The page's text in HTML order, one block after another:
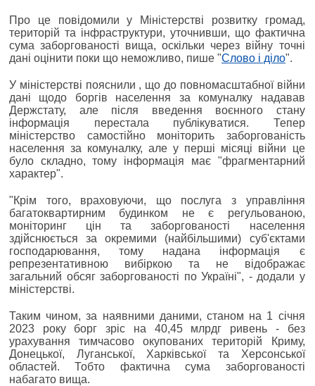
Про це повідомили у Міністерстві розвитку громад,
територій та інфраструктури, уточнивши, що фактична
сума заборгованості вища, оскільки через війну точні
дані оцінити поки що неможливо, пише "Слово і діло".
У міністерстві пояснили , що до повномасштабної війни
дані щодо боргів населення за комуналку надавав
Держстату, але після введення воєнного стану
інформація перестала публікуватися. Тепер
міністерство самостійно моніторить заборгованість
населення за комуналку, але у перші місяці війни це
було складно, тому інформація має "фрагментарний
характер".
"Крім того, враховуючи, що послуга з управління
багатоквартирним будинком не є регульованою,
моніторинг цін та заборгованості населення
здійснюється за окремими (найбільшими) суб'єктами
господарювання, тому надана інформація є
репрезентативною вибіркою та не відображає
загальний обсяг заборгованості по Україні", - додали у
міністерстві.
Таким чином, за наявними даними, станом на 1 січня
2023 року борг зріс на 40,45 млрдг ривень - без
урахування тимчасово окупованих територій Криму,
Донецької, Луганської, Харківської та Херсонської
областей. Тобто фактична сума заборгованості
набагато вища.